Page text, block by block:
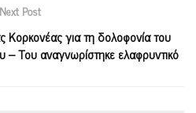
Next Post
για τη δολοφονία του
Του αναγνωρίστηκε ελαφρυντικό